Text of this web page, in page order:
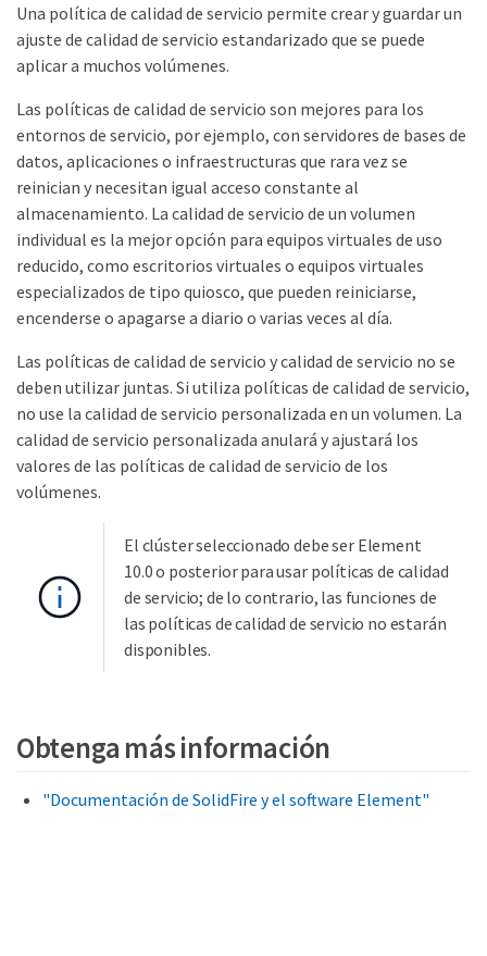
Una política de calidad de servicio permite crear y guardar un
ajuste de calidad de servicio estandarizado que se puede
aplicar a muchos volúmenes.
Las políticas de calidad de servicio son mejores para los
entornos de servicio, por ejemplo, con servidores de bases de
datos, aplicaciones o infraestructuras que rara vez se
reinician y necesitan igual acceso constante al
almacenamiento. La calidad de servicio de un volumen
individual es la mejor opción para equipos virtuales de uso
reducido, como escritorios virtuales o equipos virtuales
especializados de tipo quiosco, que pueden reiniciarse,
encenderse o apagarse a diario o varias veces al día.
Las políticas de calidad de servicio y calidad de servicio no se
deben utilizar juntas. Si utiliza políticas de calidad de servicio,
no use la calidad de servicio personalizada en un volumen. La
calidad de servicio personalizada anulará y ajustará los
valores de las políticas de calidad de servicio de los
volúmenes.
El clúster seleccionado debe ser Element
10.0 o posterior para usar políticas de calidad
de servicio; de lo contrario, las funciones de
las políticas de calidad de servicio no estarán
disponibles.
Obtenga más información
"Documentación de SolidFire y el software Element"